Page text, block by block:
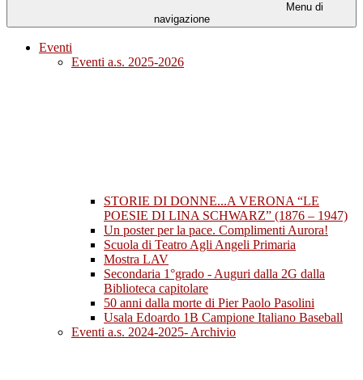
Menu di
navigazione
Eventi
Eventi a.s. 2025-2026
STORIE DI DONNE...A VERONA “LE
POESIE DI LINA SCHWARZ” (1876 – 1947)
Un poster per la pace. Complimenti Aurora!
Scuola di Teatro Agli Angeli Primaria
Mostra LAV
Secondaria 1°grado - Auguri dalla 2G dalla
Biblioteca capitolare
50 anni dalla morte di Pier Paolo Pasolini
Usala Edoardo 1B Campione Italiano Baseball
Eventi a.s. 2024-2025- Archivio